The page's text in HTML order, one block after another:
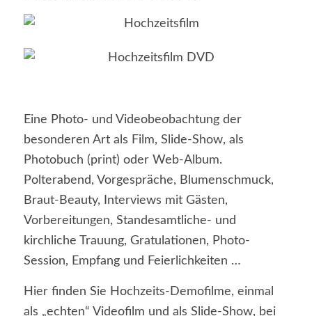
Eine Photo- und Videobeobachtung der
besonderen Art als Film, Slide-Show, als
Photobuch (print) oder Web-Album.
Polterabend, Vorgespräche, Blumenschmuck,
Braut-Beauty, Interviews mit Gästen,
Vorbereitungen, Standesamtliche- und
kirchliche Trauung, Gratulationen, Photo-
Session, Empfang und Feierlichkeiten …
Hier finden Sie Hochzeits-Demofilme, einmal
als „echten“ Videofilm und als Slide-Show, bei